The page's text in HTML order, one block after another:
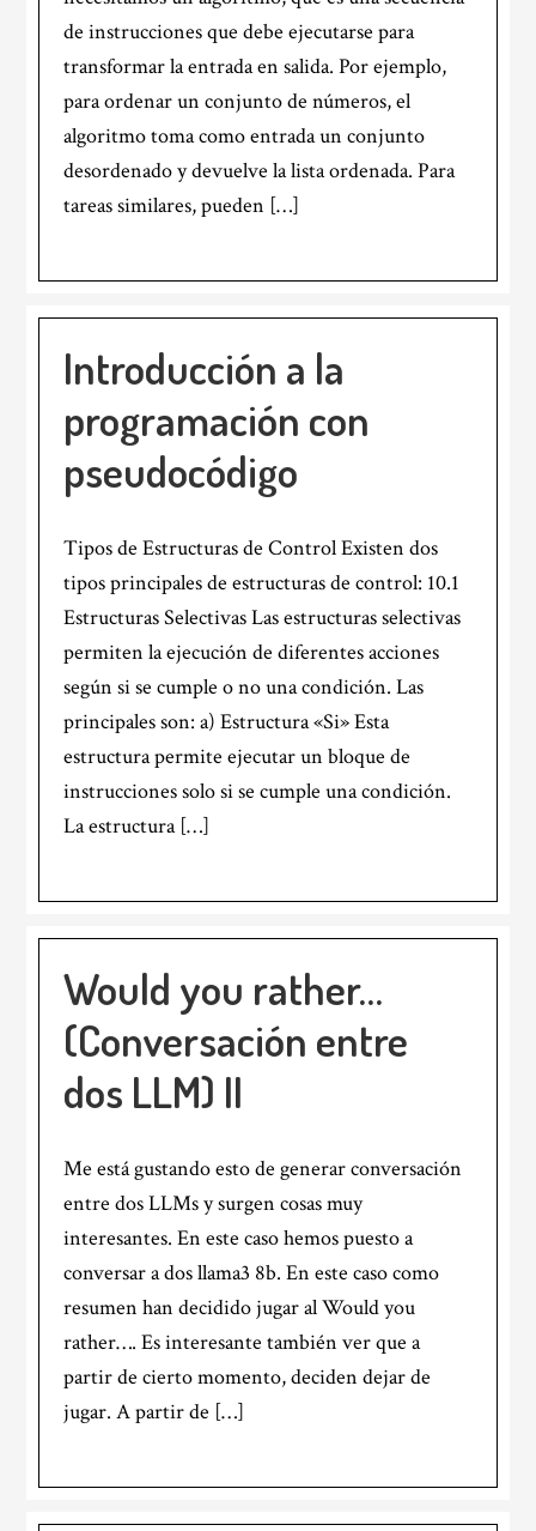
de instrucciones que debe ejecutarse para
transformar la entrada en salida. Por ejemplo,
para ordenar un conjunto de números, el
algoritmo toma como entrada un conjunto
desordenado y devuelve la lista ordenada. Para
tareas similares, pueden […]
Introducción a la
programación con
pseudocódigo
Tipos de Estructuras de Control Existen dos
tipos principales de estructuras de control: 10.1
Estructuras Selectivas Las estructuras selectivas
permiten la ejecución de diferentes acciones
según si se cumple o no una condición. Las
principales son: a) Estructura «Si» Esta
estructura permite ejecutar un bloque de
instrucciones solo si se cumple una condición.
La estructura […]
Would you rather…
(Conversación entre
dos LLM) II
Me está gustando esto de generar conversación
entre dos LLMs y surgen cosas muy
interesantes. En este caso hemos puesto a
conversar a dos llama3 8b. En este caso como
resumen han decidido jugar al Would you
rather…. Es interesante también ver que a
partir de cierto momento, deciden dejar de
jugar. A partir de […]